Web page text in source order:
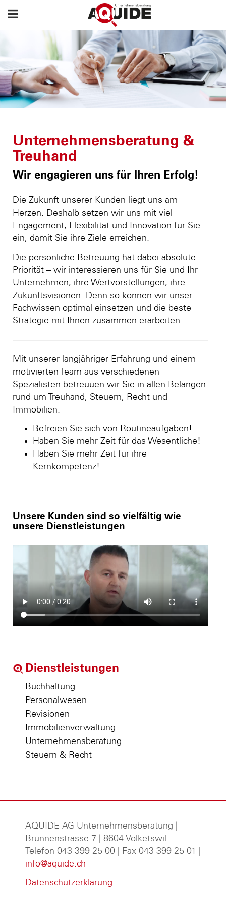
Unternehmensberatung &
Treuhand
Wir engagieren uns für Ihren Erfolg!
Die Zukunft unserer Kunden liegt uns am
Herzen. Deshalb setzen wir uns mit viel
Engagement, Flexibilität und Innovation für Sie
ein, damit Sie ihre Ziele erreichen.
Die persönliche Betreuung hat dabei absolute
Priorität – wir interessieren uns für Sie und Ihr
Unternehmen, ihre Wertvorstellungen, ihre
Zukunftsvisionen. Denn so können wir unser
Fachwissen optimal einsetzen und die beste
Strategie mit Ihnen zusammen erarbeiten.
Mit unserer langjähriger Erfahrung und einem
motivierten Team aus verschiedenen
Spezialisten betreuuen wir Sie in allen Belangen
rund um Treuhand, Steuern, Recht und
Immobilien.
Befreien Sie sich von Routineaufgaben!
Haben Sie mehr Zeit für das Wesentliche!
Haben Sie mehr Zeit für ihre
Kernkompetenz!
Unsere Kunden sind so vielfältig wie
unsere Dienstleistungen
Dienstleistungen
Buchhaltung
Personalwesen
Revisionen
Immobilienverwaltung
Unternehmensberatung
Steuern & Recht
AQUIDE AG Unternehmensberatung
Brunnenstrasse 7 | 8604 Volketswil
Telefon 043 399 25 00 | Fax 043 399 25 01 |
info@aquide.ch
Datenschutzerklärung